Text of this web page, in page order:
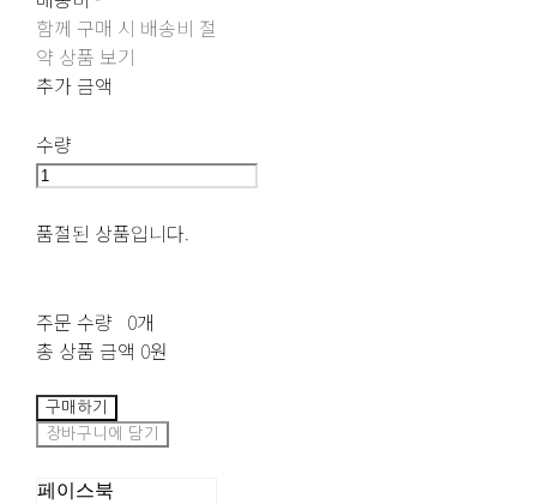
함께 구매 시 배송비 절
약 상품 보기
추가 금액
수량
품절된 상품입니다.
주문 수량 0개
총 상품 금액 0원
구매하기
장바구니에 담기
페이스북